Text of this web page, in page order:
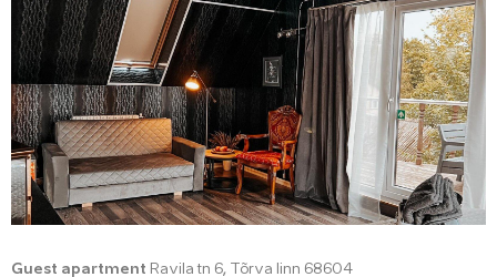
Guest apartment Ravila tn 6, Tõrva linn 68604